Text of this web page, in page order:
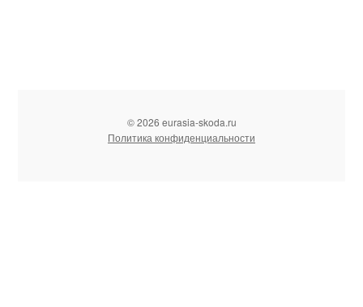
© 2026 eurasia-skoda.ru
Политика конфиденциальности